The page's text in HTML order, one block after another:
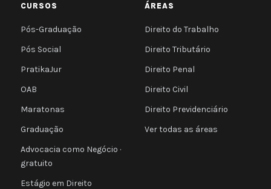
CURSOS
Pós-Graduação
Pós Social
PratikaJur
OAB
Maratonas
Graduação
Advocacia como Negócio ·
gratuito
Estágio em Direito
ÁREAS
Direito do Trabalho
Direito Tributário
Direito Penal
Direito Civil
Direito Previdenciário
Ver todas as áreas